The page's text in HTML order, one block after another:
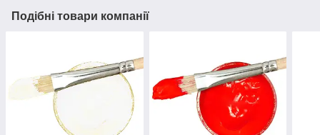
Подібні товари компанії